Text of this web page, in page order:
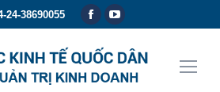
24-38690055
Facebook
opens
in
YouTube
opens
in